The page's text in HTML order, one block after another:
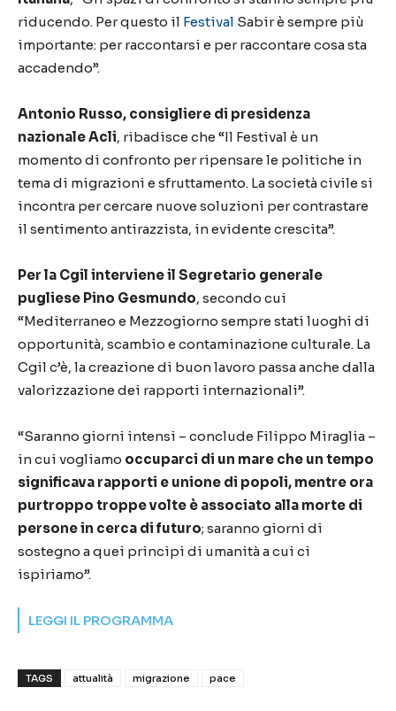
riducendo. Per questo il Festival Sabirè sempre più
importante: per raccontarsi e per raccontare cosa sta
accadendo”.
Antonio Russo, consigliere di presidenza
nazionale Acli, ribadisce che “Il Festival è un
momento di confronto per ripensare le politiche in
tema di migrazioni e sfruttamento. La società civile si
incontra per cercare nuove soluzioni per contrastare
il sentimento antirazzista, in evidente crescita”.
Per la Cgil interviene il Segretario generale
pugliese Pino Gesmundo, secondo cui
“Mediterraneo e Mezzogiorno sempre stati luoghi di
opportunità, scambio e contaminazione culturale. La
Cgil c’è, la creazione di buon lavoro passa anche dalla
valorizzazione dei rapporti internazionali”.
“Saranno giorni intensi – conclude Filippo Miraglia –
in cui vogliamo occuparci di un mare che un tempo
significava rapporti e unione di popoli, mentre ora
purtroppo troppe volte è associato alla morte di
persone in cerca di futuro; saranno giorni di
sostegno a quei principi di umanità a cui ci
ispiriamo”.
LEGGI IL PROGRAMMA
TAGS attualità migrazione pace